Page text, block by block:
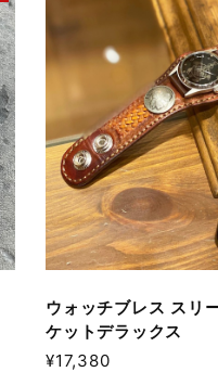
ウォッチブレス スリ
ケットデラックス
¥17,380